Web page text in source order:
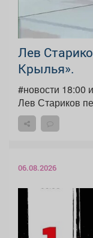
Лев
Крылья».
#новости 18:00
06.08.2026